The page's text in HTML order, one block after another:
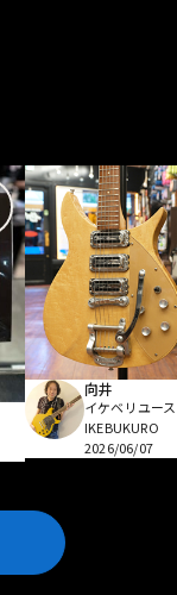
向井
イケベリユース
IKEBUKURO
2026/06/07